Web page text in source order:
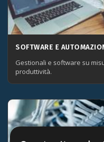
SOFTWARE E
Gestionali e software su
produttività.